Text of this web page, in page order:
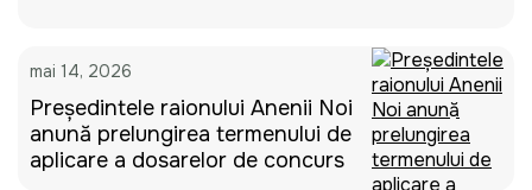
mai 14, 2026
Președintele raionului Anenii Noi
anunță prelungirea termenului de
aplicare a dosarelor de concurs